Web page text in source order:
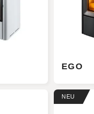
EGO
NEU